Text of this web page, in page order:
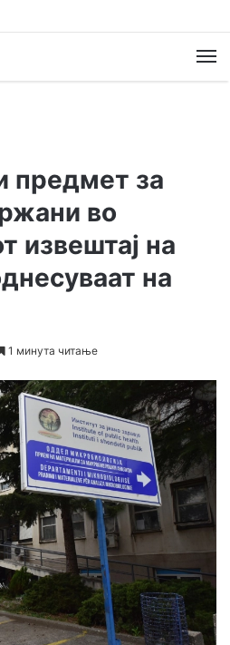
предмет за
во
извештај на
на
1 минута читање